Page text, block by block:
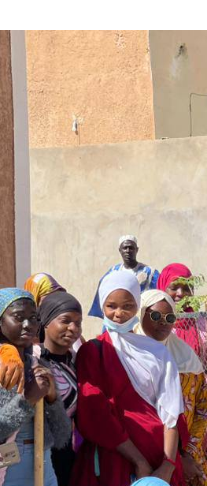
: La campagne de
dépasse ses objectifs